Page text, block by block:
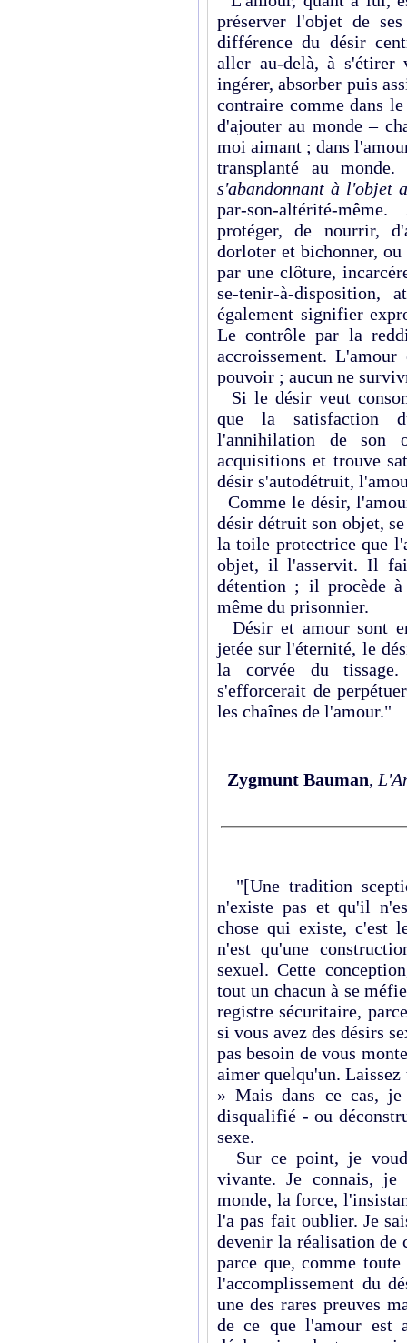
préserver ­l'objet de
différence du désir
aller au-delà, à
ingérer, absorber puis
contraire comme dans
d'ajouter au monde –
moi aimant ; dans
transplanté au monde.
s'abandonnant à l'objet
par-son-altérité-
protéger, de nourrir,
dorloter et bichonner, ou
par une clôture,
se-tenir-à-
également signifier
Le contrôle par la
accroissement.
pouvoir ; aucun ne
Si le désir veut
que la satisfaction
l'annihilation de son
acquisitions et trouve
désir s'autodétruit,
Comme le désir,
désir détruit son objet,
la toile protectrice que
objet, il l'asservi­t. Il
détention ; il procède
même du prisonnier.
Désir et amour sont
jetée sur l'éternité, le
la corvée du
s'efforcerait de
les chaînes de l'amour."
Zygmunt Bauman,
"[Une tradition
n'existe pas et qu'il
chose qui existe, c'est
n'est qu'une
sexuel. Cette
tout un chacun à se
registre sécuritaire,
si vous avez des désirs
pas besoin de vous
aimer quelqu'un.
» Mais dans ce cas,
disqualifié - ou
sexe.
Sur ce point, je
vivante. Je connais,
monde, la force,
l'a pas fait oublier. Je
devenir la réalisation de
parce que, comme
l'accomplissement du
une des rares preuves
de ce que l'amour est